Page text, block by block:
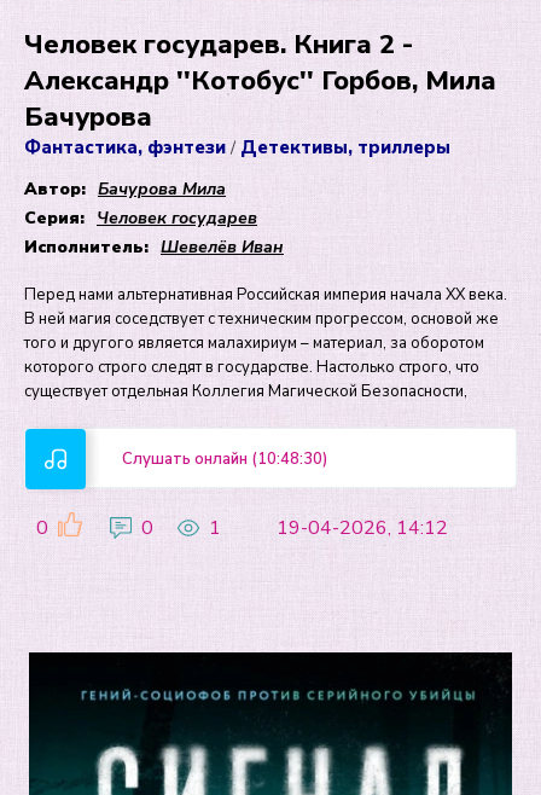
Человек государев. Книга 2 -
Александр ''Котобус'' Горбов, Мила
Бачурова
Фантастика, фэнтези/ Детективы, триллеры
Автор: Бачурова Мила
Серия: Человек государев
Исполнитель: Шевелёв Иван
Перед нами альтернативная Российская империя начала XX века.
В ней магия соседствует с техническим прогрессом, основой же
того и другого является малахириум – материал, за оборотом
которого строго следят в государстве. Настолько строго, что
существует отдельная Коллегия Магической Безопасности,
Слушать онлайн (10:48:30)
0 0 1 19-04-2026, 14:12